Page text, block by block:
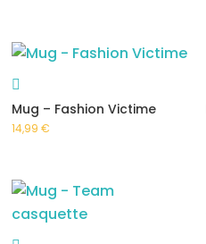
Mug – Fashion Victime
14,99€